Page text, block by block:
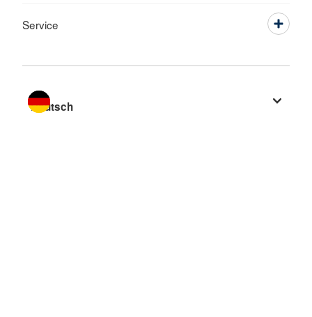
Service
Sprache wechseln zu